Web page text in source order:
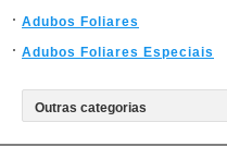
Adubos Foliares
Adubos Foliares Especiais